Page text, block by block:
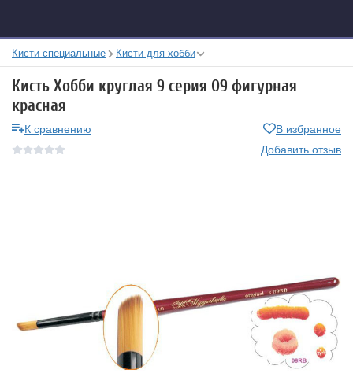
Кисти специальные Кисти для хобби
Кисть Хобби круглая 9 серия 09 фигурная
красная
К сравнению
В избранное
Добавить отзыв